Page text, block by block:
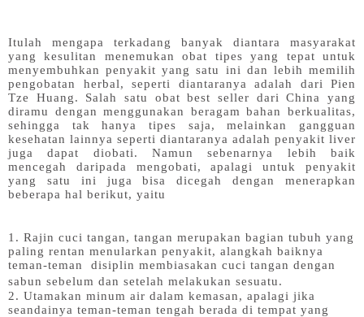
Itulah mengapa terkadang banyak diantara masyarakat
yang kesulitan menemukan obat tipes yang tepat untuk
menyembuhkan penyakit yang satu ini dan lebih memilih
pengobatan herbal, seperti diantaranya adalah dari Pien
Tze Huang. Salah satu obat best seller dari China yang
diramu dengan menggunakan beragam bahan berkualitas,
sehingga tak hanya tipes saja, melainkan gangguan
kesehatan lainnya seperti diantaranya adalah penyakit liver
juga dapat diobati. Namun sebenarnya lebih baik
mencegah daripada mengobati, apalagi untuk penyakit
yang satu ini juga bisa dicegah dengan menerapkan
beberapa hal berikut, yaitu
1. Rajin cuci tangan, tangan merupakan bagian tubuh yang
paling rentan menularkan penyakit, alangkah baiknya
teman-teman disiplin membiasakan cuci tangan dengan
sabun sebelum dan setelah melakukan sesuatu.
2. Utamakan minum air dalam kemasan, apalagi jika
seandainya teman-teman tengah berada di tempat yang